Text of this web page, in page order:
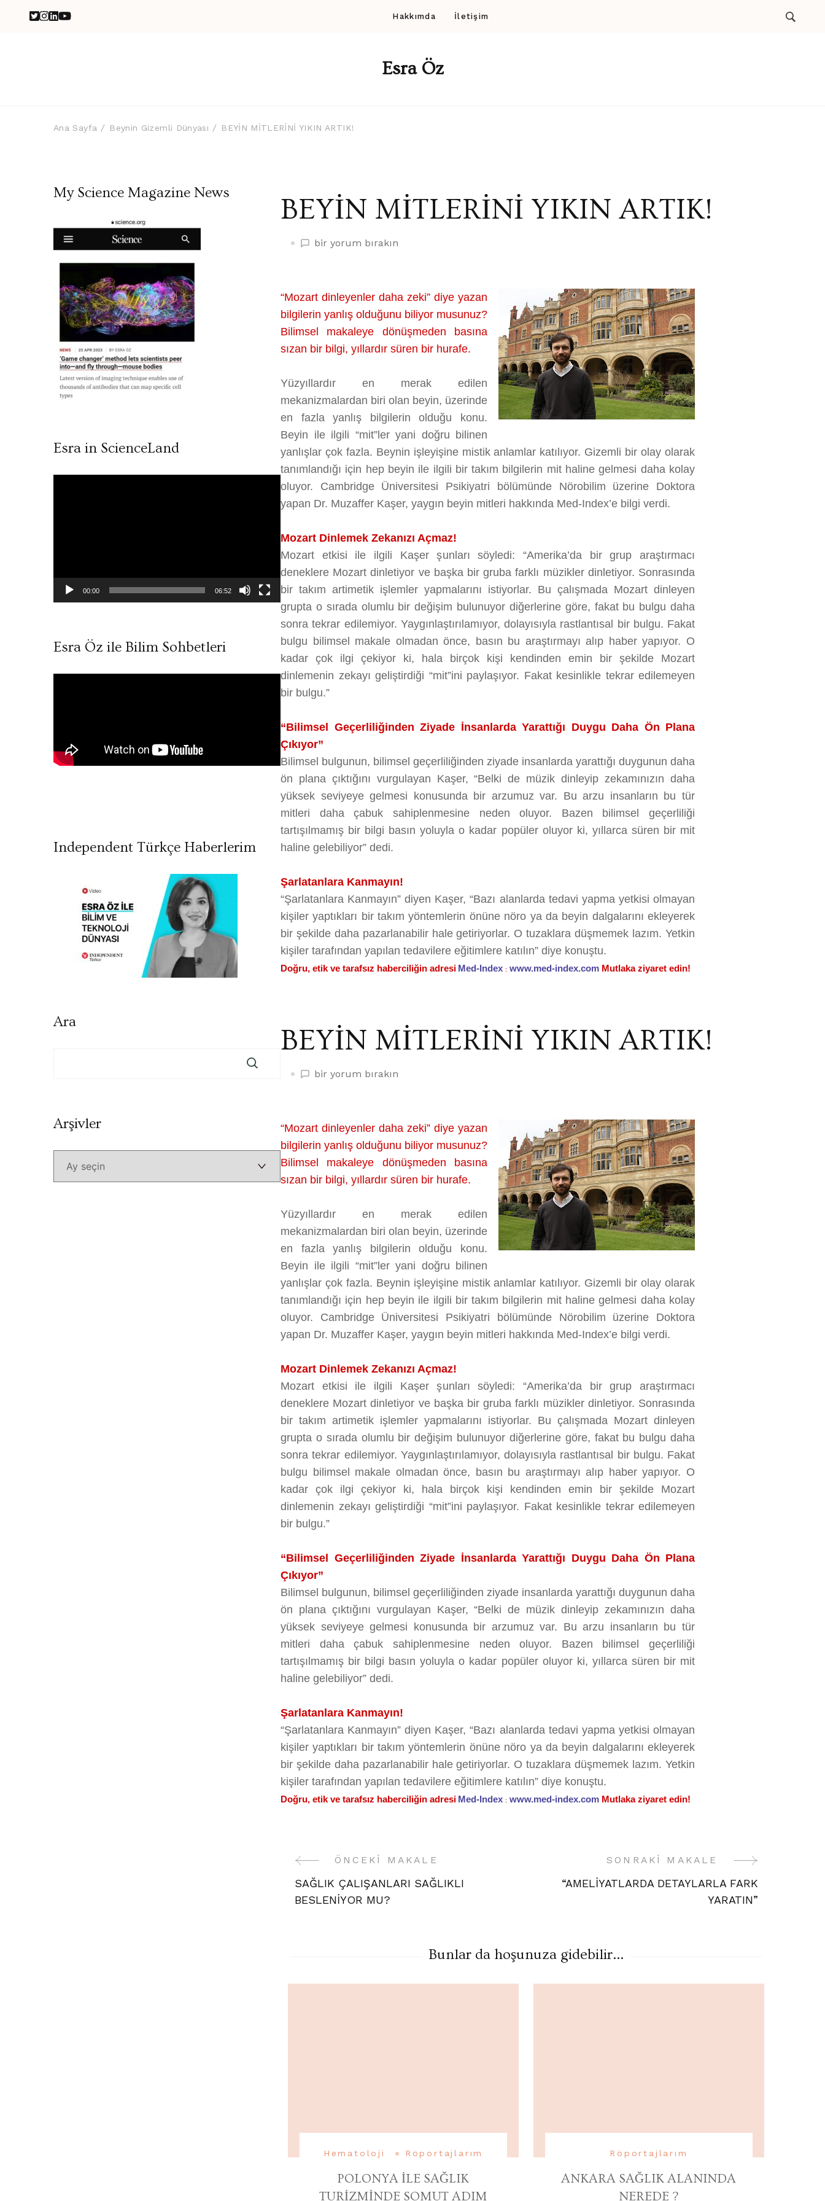
Hakkımda İletişim
Esra Öz
Ana Sayfa Beynin Gizemli Dünyası BEYİN MİTLERİNİ YIKIN ARTIK!
BEYİN MİTLERİNİ YIKIN ARTIK!
BEYİN
üzerine
bir yorum bırakın
“Mozart dinleyenler daha zeki” diye yazan
bilgilerin yanlış olduğunu biliyor musunuz?
Bilimsel makaleye dönüşmeden basına
sızan bir bilgi, yıllardır süren bir hurafe.
Yüzyıllardır en merak edilen
mekanizmalardan biri olan beyin, üzerinde
en fazla yanlış bilgilerin olduğu konu.
Beyin ile ilgili “mit”ler yani doğru bilinen
yanlışlar çok fazla. Beynin işleyişine mistik anlamlar katılıyor. Gizemli bir olay olarak
tanımlandığı için hep beyin ile ilgili bir takım bilgilerin mit haline gelmesi daha kolay
oluyor. Cambridge Üniversitesi Psikiyatri bölümünde Nörobilim üzerine Doktora
yapan Dr. Muzaffer Kaşer, yaygın beyin mitleri hakkında Med-Index’e bilgi verdi.
Mozart Dinlemek Zekanızı Açmaz!
Mozart etkisi ile ilgili Kaşer şunları söyledi: “Amerika’da bir grup araştırmacı
deneklere Mozart dinletiyor ve başka bir gruba farklı müzikler dinletiyor. Sonrasında
bir takım artimetik işlemler yapmalarını istiyorlar. Bu çalışmada Mozart dinleyen
grupta o sırada olumlu bir değişim bulunuyor diğerlerine göre, fakat bu bulgu daha
sonra tekrar edilemiyor. Yaygınlaştırılamıyor, dolayısıyla rastlantısal bir bulgu. Fakat
bulgu bilimsel makale olmadan önce, basın bu araştırmayı alıp haber yapıyor. O
kadar çok ilgi çekiyor ki, hala birçok kişi kendinden emin bir şekilde Mozart
dinlemenin zekayı geliştirdiği “mit”ini paylaşıyor. Fakat kesinlikle tekrar edilemeyen
bir bulgu.”
“Bilimsel Geçerliliğinden Ziyade İnsanlarda Yarattığı Duygu Daha Ön Plana
Çıkıyor”
Bilimsel bulgunun, bilimsel geçerliliğinden ziyade insanlarda yarattığı duygunun daha
ön plana çıktığını vurgulayan Kaşer, “Belki de müzik dinleyip zekamınızın daha
yüksek seviyeye gelmesi konusunda bir arzumuz var. Bu arzu insanların bu tür
mitleri daha çabuk sahiplenmesine neden oluyor. Bazen bilimsel geçerliliği
tartışılmamış bir bilgi basın yoluyla o kadar popüler oluyor ki, yıllarca süren bir mit
haline gelebiliyor” dedi.
Şarlatanlara Kanmayın!
“Şarlatanlara Kanmayın” diyen Kaşer, “Bazı alanlarda tedavi yapma yetkisi olmayan
kişiler yaptıkları bir takım yöntemlerin önüne nöro ya da beyin dalgalarını ekleyerek
bir şekilde daha pazarlanabilir hale getiriyorlar. O tuzaklara düşmemek lazım. Yetkin
kişiler tarafından yapılan tedavilere eğitimlere katılın” diye konuştu.
Doğru, etik ve tarafsız haberciliğin adresi Med-Index : www.med-index.com Mutlaka ziyaret edin!
BEYİN MİTLERİNİ YIKIN ARTIK!
BEYİN
üzerine
bir yorum bırakın
“Mozart dinleyenler daha zeki” diye yazan
bilgilerin yanlış olduğunu biliyor musunuz?
Bilimsel makaleye dönüşmeden basına
sızan bir bilgi, yıllardır süren bir hurafe.
Yüzyıllardır en merak edilen
mekanizmalardan biri olan beyin, üzerinde
en fazla yanlış bilgilerin olduğu konu.
Beyin ile ilgili “mit”ler yani doğru bilinen
yanlışlar çok fazla. Beynin işleyişine mistik anlamlar katılıyor. Gizemli bir olay olarak
tanımlandığı için hep beyin ile ilgili bir takım bilgilerin mit haline gelmesi daha kolay
oluyor. Cambridge Üniversitesi Psikiyatri bölümünde Nörobilim üzerine Doktora
yapan Dr. Muzaffer Kaşer, yaygın beyin mitleri hakkında Med-Index’e bilgi verdi.
Mozart Dinlemek Zekanızı Açmaz!
Mozart etkisi ile ilgili Kaşer şunları söyledi: “Amerika’da bir grup araştırmacı
deneklere Mozart dinletiyor ve başka bir gruba farklı müzikler dinletiyor. Sonrasında
bir takım artimetik işlemler yapmalarını istiyorlar. Bu çalışmada Mozart dinleyen
grupta o sırada olumlu bir değişim bulunuyor diğerlerine göre, fakat bu bulgu daha
sonra tekrar edilemiyor. Yaygınlaştırılamıyor, dolayısıyla rastlantısal bir bulgu. Fakat
bulgu bilimsel makale olmadan önce, basın bu araştırmayı alıp haber yapıyor. O
kadar çok ilgi çekiyor ki, hala birçok kişi kendinden emin bir şekilde Mozart
dinlemenin zekayı geliştirdiği “mit”ini paylaşıyor. Fakat kesinlikle tekrar edilemeyen
bir bulgu.”
“Bilimsel Geçerliliğinden Ziyade İnsanlarda Yarattığı Duygu Daha Ön Plana
Çıkıyor”
Bilimsel bulgunun, bilimsel geçerliliğinden ziyade insanlarda yarattığı duygunun daha
ön plana çıktığını vurgulayan Kaşer, “Belki de müzik dinleyip zekamınızın daha
yüksek seviyeye gelmesi konusunda bir arzumuz var. Bu arzu insanların bu tür
mitleri daha çabuk sahiplenmesine neden oluyor. Bazen bilimsel geçerliliği
tartışılmamış bir bilgi basın yoluyla o kadar popüler oluyor ki, yıllarca süren bir mit
haline gelebiliyor” dedi.
Şarlatanlara Kanmayın!
“Şarlatanlara Kanmayın” diyen Kaşer, “Bazı alanlarda tedavi yapma yetkisi olmayan
kişiler yaptıkları bir takım yöntemlerin önüne nöro ya da beyin dalgalarını ekleyerek
bir şekilde daha pazarlanabilir hale getiriyorlar. O tuzaklara düşmemek lazım. Yetkin
kişiler tarafından yapılan tedavilere eğitimlere katılın” diye konuştu.
Doğru, etik ve tarafsız haberciliğin adresi Med-Index : www.med-index.com Mutlaka ziyaret edin!
Yazı
Gezinme
ÖNCEKI MAKALE
SAĞLIK ÇALIŞANLARI SAĞLIKLI
BESLENİYOR MU?
SONRAKI MAKALE
“AMELİYATLARDA DETAYLARLA FARK
YARATIN”
Bunlar da hoşunuza gidebilir...
Hematoloji Röportajlarım
POLONYA İLE SAĞLIK
TURİZMİNDE SOMUT ADIM
Röportajlarım
ANKARA SAĞLIK ALANINDA
NEREDE ?
My Science Magazine News
Esra in ScienceLand
00:00 06:52
Esra Öz ile Bilim Sohbetleri
Independent Türkçe Haberlerim
Ara
ArşivlerArşivler